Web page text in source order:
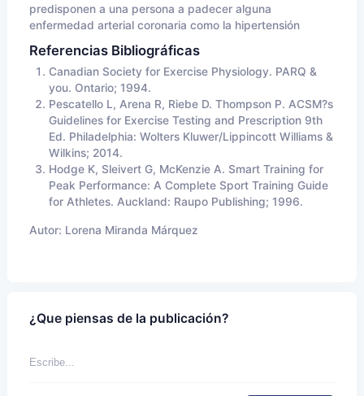
predisponen a una persona a padecer alguna
enfermedad arterial coronaria como la hipertensión
Referencias Bibliográficas
Canadian Society for Exercise Physiology. PARQ &
you. Ontario; 1994.
Pescatello L, Arena R, Riebe D. Thompson P. ACSM?s
Guidelines for Exercise Testing and Prescription 9th
Ed. Philadelphia: Wolters Kluwer/Lippincott Williams &
Wilkins; 2014.
Hodge K, Sleivert G, McKenzie A. Smart Training for
Peak Performance: A Complete Sport Training Guide
for Athletes. Auckland: Raupo Publishing; 1996.
Autor: Lorena Miranda Márquez
¿Que piensas de la publicación?